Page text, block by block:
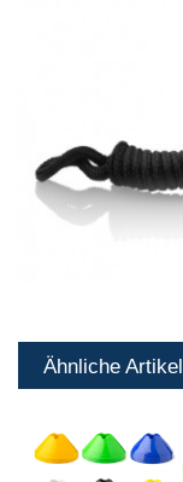
Ähnliche Artikel